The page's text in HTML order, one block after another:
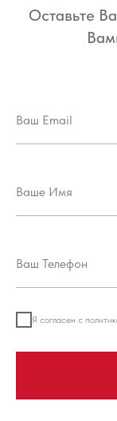
Оставьте
Я согласен с